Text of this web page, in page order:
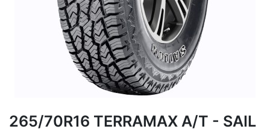
265/70R16 TERRAMAX A/T - SAIL